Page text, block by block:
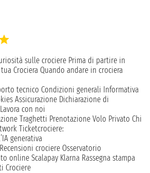
sulle crociere Prima di partire in
Crociera Quando andare in crociera
tecnico Condizioni generali Informativa
Assicurazione Dichiarazione di
Lavora con noi
Traghetti Prenotazione Volo Privato Chi
Ticketcrociere:
generativa
Recensioni crociere Osservatorio
online Scalapay Klarna Rassegna stampa
Crociere